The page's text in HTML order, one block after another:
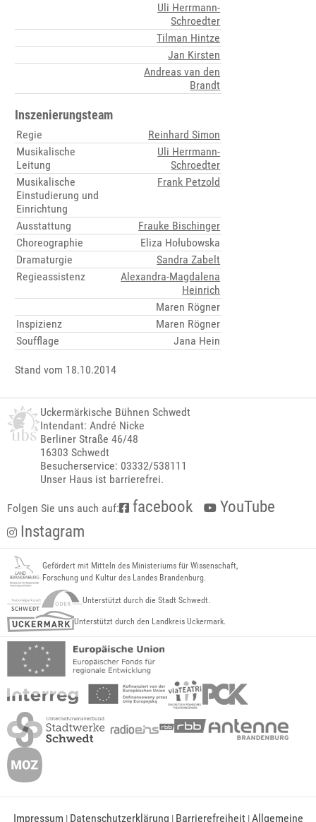
Uli Herrmann-
Schroedter
Tilman Hintze
Jan Kirsten
Andreas van den
Brandt
Inszenierungsteam
Regie
Reinhard Simon
Musikalische
Leitung
Uli Herrmann-
Schroedter
Musikalische
Einstudierung und
Einrichtung
Frank Petzold
Ausstattung
Frauke Bischinger
Choreographie
Eliza Hołubowska
Dramaturgie
Sandra Zabelt
Regieassistenz
Alexandra-Magdalena
Heinrich
Maren Rögner
Inspizienz
Maren Rögner
Soufflage
Jana Hein
Stand vom 18.10.2014
Uckermärkische Bühnen Schwedt
Intendant: André Nicke
Berliner Straße 46/48
16303 Schwedt
Besucherservice: 03332/538111
Unser Haus ist barrierefrei.
Folgen Sie uns auch auf: facebook
YouTube
Instagram
Gefördert mit Mitteln des Ministeriums für Wissenschaft,
Forschung und Kultur des Landes Brandenburg.
Unterstützt durch die Stadt Schwedt.
Unterstützt durch den Landkreis Uckermark.
Impressum | Datenschutzerklärung | Barrierefreiheit|Allgemeine